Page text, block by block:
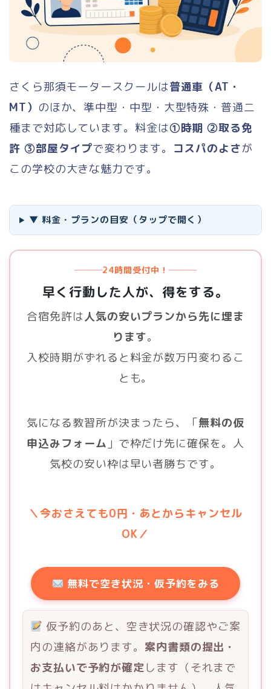
さくら那須モータースクールは普通車（AT・
MT） のほか、準中型・中型・大型特殊・普通二
種まで対応しています。料金は①時期 ②取る免
許 ③部屋タイプで変わります。 コスパのよさが
この学校の大きな魅力です。
▼ 料金・プランの目安（タップで開く）
24時間受付中！
早く行動した人が、得をする。
合宿免許は人気の安いプランから先に埋ま
ります。
入校時期がずれると料金が数万円変わるこ
とも。
気になる教習所が決まったら、「無料の仮
申込みフォーム」で枠だけ先に確保を。人
気校の安い枠は早い者勝ちです。
＼今おさえても0円・あとからキャンセル
OK／
無料で空き状況・仮予約をみる
仮予約のあと、空き状況の確認やご案
内の連絡があります。 案内書類の提出・
お支払いで予約が確定します（それまで